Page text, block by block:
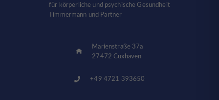
für körperliche und psychische Gesundheit
Timmermann und Partner
Marienstraße 37a
27472 Cuxhaven
+49 4721 393650